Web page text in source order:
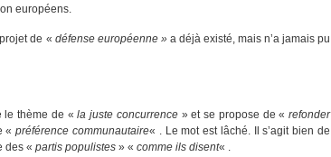
européens.
de « défense européenne »a déjà existé, mais n’a jamais pu
le thème de «la juste concurrence» et se propose de « refonder
«préférence communautaire« . Le mot est lâché. Il s’agit bien de
des « partis populistes » « comme ils disent« .